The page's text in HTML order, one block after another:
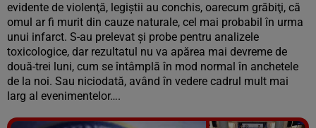
evidente de violenţă, legiştii au conchis, oarecum grăbiţi, că
omul ar fi murit din cauze naturale, cel mai probabil în urma
unui infarct. S-au prelevat şi probe pentru analizele
toxicologice, dar rezultatul nu va apărea mai devreme de
două-trei luni, cum se întâmplă în mod normal în anchetele
de la noi. Sau niciodată, având în vedere cadrul mult mai
larg al evenimentelor….